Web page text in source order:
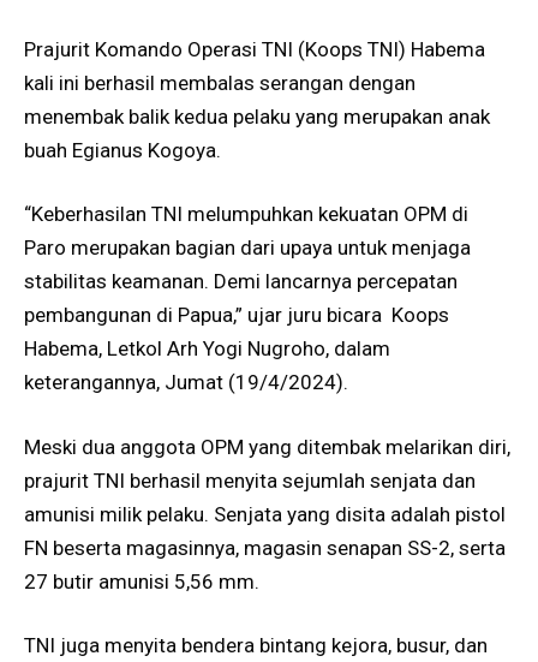
Prajurit Komando Operasi TNI (Koops TNI) Habema
kali ini berhasil membalas serangan dengan
menembak balik kedua pelaku yang merupakan anak
buah Egianus Kogoya.
“Keberhasilan TNI melumpuhkan kekuatan OPM di
Paro merupakan bagian dari upaya untuk menjaga
stabilitas keamanan. Demi lancarnya percepatan
pembangunan di Papua,” ujar juru bicara Koops
Habema, Letkol Arh Yogi Nugroho, dalam
keterangannya, Jumat (19/4/2024).
Meski dua anggota OPM yang ditembak melarikan diri,
prajurit TNI berhasil menyita sejumlah senjata dan
amunisi milik pelaku. Senjata yang disita adalah pistol
FN beserta magasinnya, magasin senapan SS-2, serta
27 butir amunisi 5,56 mm.
TNI juga menyita bendera bintang kejora, busur, dan